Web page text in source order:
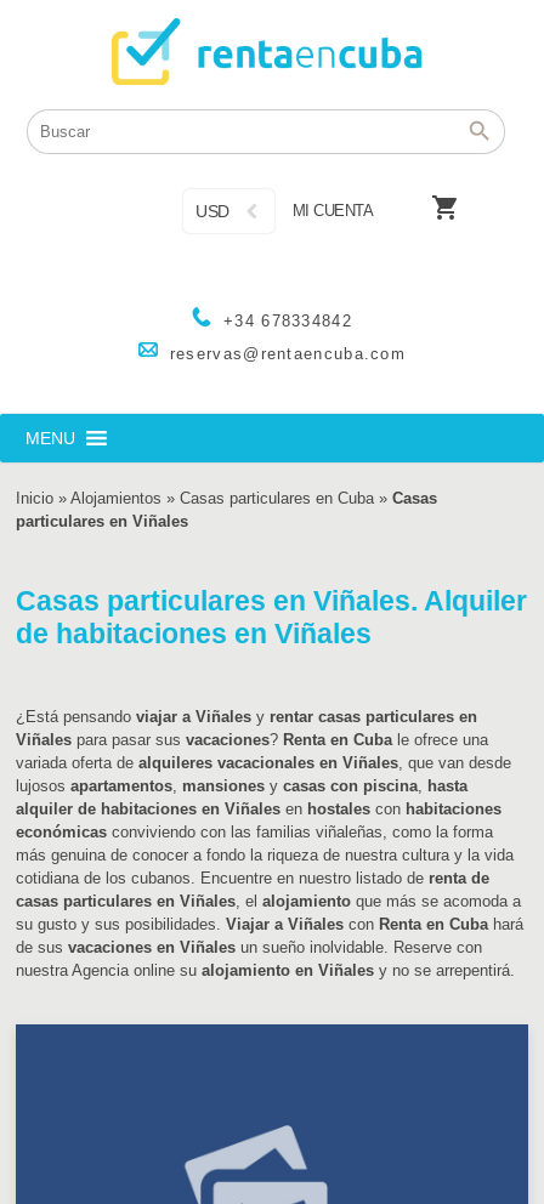
+34 678334842
reservas@rentaencuba.com
USD MI CUENTA 
MENU
Inicio »Alojamientos »Casas particulares en Cuba »Casas
particulares en Viñales
Casas particulares en Viñales. Alquiler
de habitaciones en Viñales
¿Está pensandoviajar a Viñales y rentar casas particulares en
Viñales para pasar susvacaciones? Renta en Cuba le ofrece una
variada oferta dealquileres vacacionales en Viñales , que van desde
lujososapartamentos mansiones ycasas con piscina hasta
alquiler de habitaciones en Viñales en hostales con habitaciones
económicas conviviendo con las familias viñaleñas, como la forma
más genuina de conocer a fondo la riqueza de nuestra cultura y la vida
cotidiana de los cubanos. Encuentre en nuestro listado de renta de
casas particulares en Viñales , elalojamiento que más se acomoda a
su gusto y sus posibilidades.Viajar a Viñales con Renta en Cuba hará
de susvacaciones en Viñales un sueño inolvidable. Reserve con
nuestra Agencia online sualojamiento en Viñales y no se arrepentirá.